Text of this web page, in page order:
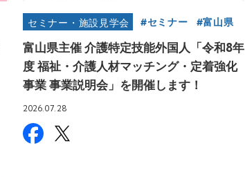
セミナー・施設見学会 セミナー 富山県
富山県主催 介護特定技能外国人「令和8年
度 福祉・介護人材マッチング・定着強化
事業 事業説明会」を開催します！
2026.07.28